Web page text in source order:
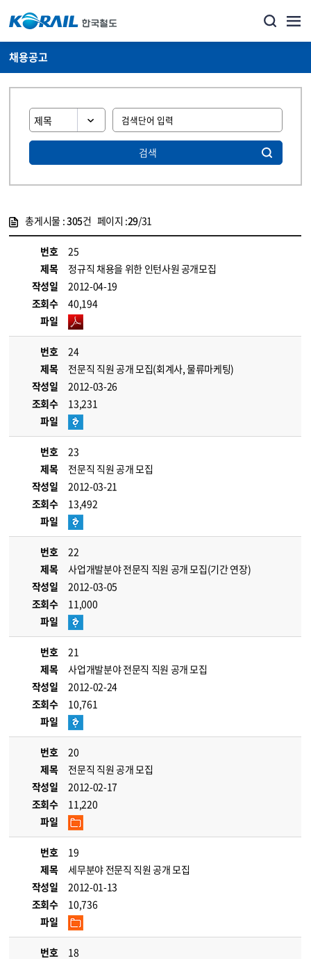
채용공고
검색
총게시물 :305건 페이지 :29/31
번호
25
제목
정규직 채용을 위한 인턴사원 공개모집
작성일
2012-04-19
조회수
40,194
파일
번호
24
제목
전문직 직원 공개 모집(회계사, 물류마케팅)
작성일
2012-03-26
조회수
13,231
파일
번호
23
제목
전문직 직원 공개 모집
작성일
2012-03-21
조회수
13,492
파일
번호
22
제목
사업개발분야 전문직 직원 공개 모집(기간 연장)
작성일
2012-03-05
조회수
11,000
파일
번호
21
제목
사업개발분야 전문직 직원 공개 모집
작성일
2012-02-24
조회수
10,761
파일
번호
20
제목
전문직 직원 공개 모집
작성일
2012-02-17
조회수
11,220
파일
번호
19
제목
세무분야 전문직 직원 공개 모집
작성일
2012-01-13
조회수
10,736
파일
번호
18